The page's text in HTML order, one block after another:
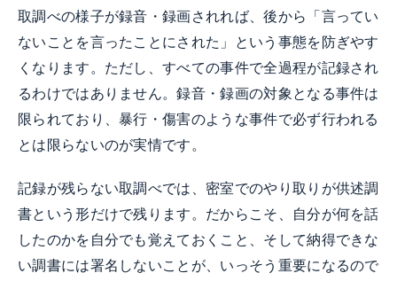
取調べの様子が録音・録画されれば、後から「言ってい
ないことを言ったことにされた」という事態を防ぎやす
くなります。ただし、すべての事件で全過程が記録され
るわけではありません。録音・録画の対象となる事件は
限られており、暴行・傷害のような事件で必ず行われる
とは限らないのが実情です。
記録が残らない取調べでは、密室でのやり取りが供述調
書という形だけで残ります。だからこそ、自分が何を話
したのかを自分でも覚えておくこと、そして納得できな
い調書には署名しないことが、いっそう重要になるので